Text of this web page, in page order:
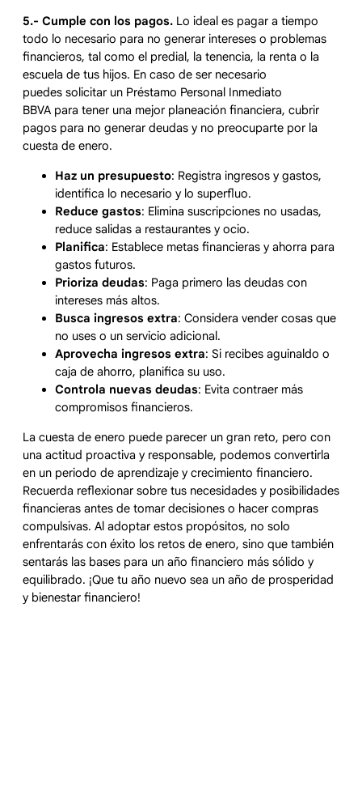
5.- Cumple con los pagos. Lo ideal es pagar a tiempo
todo lo necesario para no generar intereses o problemas
financieros, tal como el predial, la tenencia, la renta o la
escuela de tus hijos. En caso de ser necesario
puedes solicitar un Préstamo Personal Inmediato
BBVA para tener una mejor planeación financiera, cubrir
pagos para no generar deudas y no preocuparte por la
cuesta de enero.
Haz un presupuesto: Registra ingresos y gastos,
identifica lo necesario y lo superfluo.
Reduce gastos: Elimina suscripciones no usadas,
reduce salidas a restaurantes y ocio.
Planifica: Establece metas financieras y ahorra para
gastos futuros.
Prioriza deudas: Paga primero las deudas con
intereses más altos.
Busca ingresos extra: Considera vender cosas que
no uses o un servicio adicional.
Aprovecha ingresos extra: Si recibes aguinaldo o
caja de ahorro, planifica su uso.
Controla nuevas deudas: Evita contraer más
compromisos financieros.
La cuesta de enero puede parecer un gran reto, pero con
una actitud proactiva y responsable, podemos convertirla
en un periodo de aprendizaje y crecimiento financiero.
Recuerda reflexionar sobre tus necesidades y posibilidades
financieras antes de tomar decisiones o hacer compras
compulsivas. Al adoptar estos propósitos, no solo
enfrentarás con éxito los retos de enero, sino que también
sentarás las bases para un año financiero más sólido y
equilibrado. ¡Que tu año nuevo sea un año de prosperidad
y bienestar financiero!